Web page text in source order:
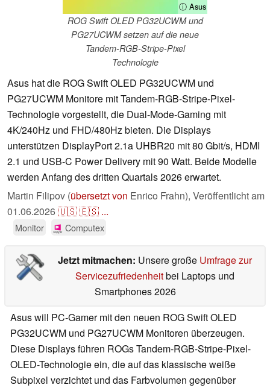
ⓘ Asus
ROG Swift OLED PG32UCWM und
PG27UCWM setzen auf die neue
Tandem-RGB-Stripe-Pixel
Technologie
Asus hat die ROG Swift OLED PG32UCWM und
PG27UCWM Monitore mit Tandem-RGB-Stripe-Pixel-
Technologie vorgestellt, die Dual-Mode-Gaming mit
4K/240Hz und FHD/480Hz bieten. Die Displays
unterstützen DisplayPort 2.1a UHBR20 mit 80 Gbit/s, HDMI
2.1 und USB-C Power Delivery mit 90 Watt. Beide Modelle
werden Anfang des dritten Quartals 2026 erwartet.
Martin Filipov (übersetzt von Enrico Frahn), Veröffentlicht am
01.06.2026🇺🇸🇪🇸 ...
Monitor Computex
Jetzt mitmachen: Unsere große Umfrage zur
Servicezufriedenheitbei Laptops und
Smartphones 2026
Asus will PC-Gamer mit den neuen ROG Swift OLED
PG32UCWM und PG27UCWM Monitoren überzeugen.
Diese Displays führen ROGs Tandem-RGB-Stripe-Pixel-
OLED-Technologie ein, die auf das klassische weiße
Subpixel verzichtet und das Farbvolumen gegenüber